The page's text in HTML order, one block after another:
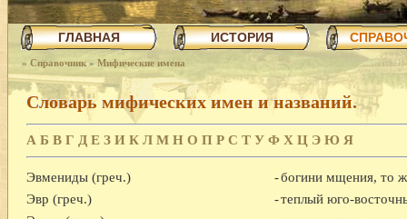
ГЛАВНАЯ ИСТОРИЯ
» Справочник » Мифические имена
Словарь мифических имен и названий.
А Б В Г Д Е З И К Л М Н О П Р С Т У Ф Х Ц Э Ю Я
Эвмениды (греч.) -богини мщения, то
Эвр (греч.)
-теплый юго-